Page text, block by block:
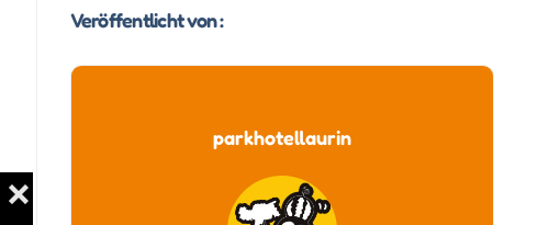
❌
Veröffentlicht von :
parkhotellaurin